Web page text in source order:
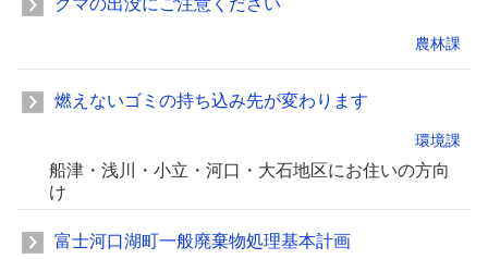
クマの出没にご注意ください
農林課
燃えないゴミの持ち込み先が変わります
環境課
船津・浅川・小立・河口・大石地区にお住いの方向
け
富士河口湖町一般廃棄物処理基本計画